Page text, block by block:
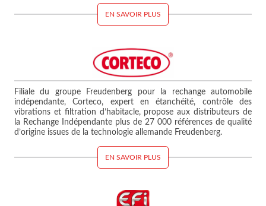
EN SAVOIR PLUS
Filiale du groupe Freudenberg pour la rechange automobile
indépendante, Corteco, expert en étanchéité, contrôle des
vibrations et filtration d’habitacle, propose aux distributeurs de
la Rechange Indépendante plus de 27 000 références de qualité
d’origine issues de la technologie allemande Freudenberg.
EN SAVOIR PLUS